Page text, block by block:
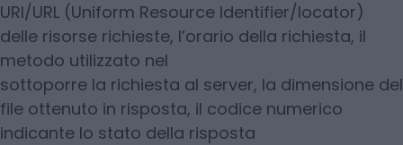
URI/URL (Uniform Resource Identifier/locator)
delle risorse richieste, l’orario della richiesta, il
metodo utilizzato nel
sottoporre la richiesta al server, la dimensione del
file ottenuto in risposta, il codice numerico
indicante lo stato della risposta